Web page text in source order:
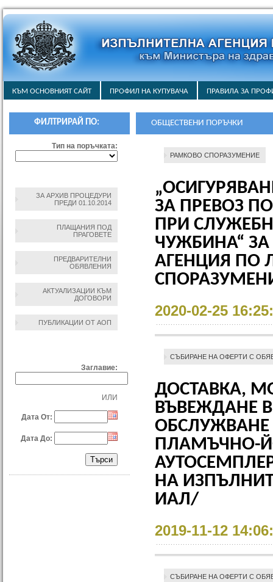
КЪМ ОСНОВНИЯТ САЙТ ПРОФИЛ НА КУПУВАЧА ПРАВИЛА ЗА
ФИЛТРИРАЙ ПО:
Тип на поръчката:
ЗА АРХИВ ПРОЦЕДУРИ
ПРЕДИ 01.10.2014
ПЛАЩАНИЯ ПОД
ПРАГОВЕТЕ
ПРЕДВАРИТЕЛНИ
ОБЯВЛЕНИЯ
АКТУАЛИЗАЦИИ КЪМ
ДОГОВОРИ
ПУБЛИКАЦИИ ОТ АОП
Заглавие:
ИЛИ
Дата От:
Дата До:
ОБЩЕСТВЕНИ ПОРЪЧКИ
РАМКОВО СПОРАЗУМЕНИЕ
ЗА ПРЕВОЗ
ПРИ
ЧУЖБИНА“
АГЕНЦИЯ ПО
2020-02-25
СЪБИРАНЕ НА ОФЕРТИ С
ДОСТАВКА,
ВЪВЕЖДАНЕ
ОБСЛУЖВАНЕ
ПЛАМЪЧНО-
НА
ИАЛ/
2019-11-12
СЪБИРАНЕ НА ОФЕРТИ С